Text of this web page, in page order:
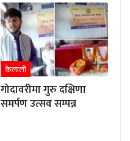
कैलाली
गोदावरीमा गुरु दक्षिणा
समर्पण उत्सव सम्पन्न